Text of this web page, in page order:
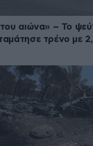
αιώνα» – Το
τρένο με